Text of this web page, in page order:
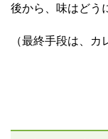
後から、味はどう
（最終手段は、カ